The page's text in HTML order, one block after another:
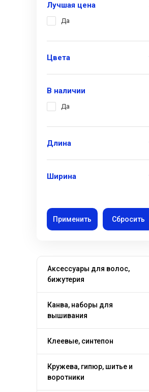
Лучшая цена
Да
Цвета
В наличии
Да
Длина
Ширина
Аксессуары для волос,
бижутерия
Канва, наборы для
вышивания
Клеевые, синтепон
Кружева, гипюр, шитье и
воротники